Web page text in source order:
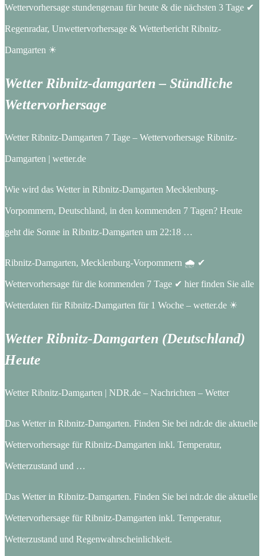
Wettervorhersage stundengenau für heute & die nächsten 3 Tage ✔
Regenradar, Unwettervorhersage & Wetterbericht Ribnitz-
Damgarten ☀
Wetter Ribnitz-damgarten – Stündliche
Wettervorhersage
Wetter Ribnitz-Damgarten 7 Tage – Wettervorhersage Ribnitz-
Damgarten | wetter.de
Wie wird das Wetter in Ribnitz-Damgarten Mecklenburg-
Vorpommern, Deutschland, in den kommenden 7 Tagen? Heute
geht die Sonne in Ribnitz-Damgarten um 22:18 …
Ribnitz-Damgarten, Mecklenburg-Vorpommern 🌧️ ✔
Wettervorhersage für die kommenden 7 Tage ✔ hier finden Sie alle
Wetterdaten für Ribnitz-Damgarten für 1 Woche – wetter.de ☀
Wetter Ribnitz-Damgarten (Deutschland)
Heute
Wetter Ribnitz-Damgarten | NDR.de – Nachrichten – Wetter
Das Wetter in Ribnitz-Damgarten. Finden Sie bei ndr.de die aktuelle
Wettervorhersage für Ribnitz-Damgarten inkl. Temperatur,
Wetterzustand und …
Das Wetter in Ribnitz-Damgarten. Finden Sie bei ndr.de die aktuelle
Wettervorhersage für Ribnitz-Damgarten inkl. Temperatur,
Wetterzustand und Regenwahrscheinlichkeit.